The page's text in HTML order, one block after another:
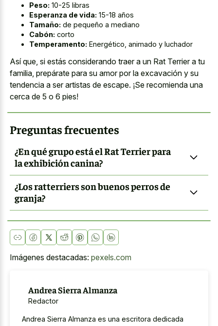
Peso: 10-25 libras
Esperanza de vida: 15-18 años
Tamaño: de pequeño a mediano
Cabón: corto
Temperamento: Energético, animado y luchador
Así que, si estás considerando traer a un Rat Terrier a tu
familia, prepárate para su amor por la excavación y su
tendencia a ser artistas de escape. ¡Se recomienda una
cerca de 5 o 6 pies!
Preguntas frecuentes
¿En qué grupo está el Rat Terrier para
la exhibición canina?
¿Los ratterriers son buenos perros de
granja?
Imágenes destacadas: pexels.com
Andrea Sierra Almanza
Redactor
Andrea Sierra Almanza es una escritora dedicada